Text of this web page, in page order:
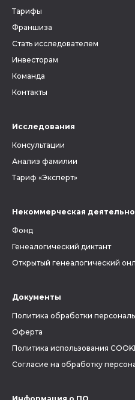
Тарифы
Франшиза
Стать исследователем
Инвесторам
Команда
Контакты
Исследования
Консультации
Анализ фамилии
Тариф «Эксперт»
Некоммерческая
Фонд
Генеалогический диктант
Открытый генеалогический
Документы
Политика обработки
Оферта
Политика использования
Согласие на обработку